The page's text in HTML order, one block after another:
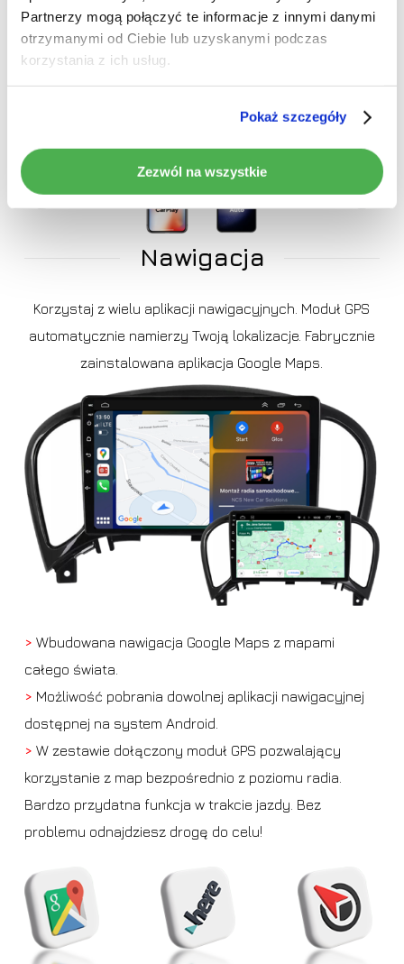
Partnerzy mogą połączyć te informacje z innymi danymi
otrzymanymi od Ciebie lub uzyskanymi podczas
korzystania z ich usług.
Pokaż szczegóły
Zezwól na wszystkie
Skoncentruj się na drodze i ciesz się podróżą
z możliwościami aplikacji kompatybilnych z systemem
Android Auto
(Upewnij się, że Twój telefon obsługuje Android Auto)
Nawigacja
Korzystaj z wielu aplikacji nawigacyjnych. Moduł GPS
automatycznie namierzy Twoją lokalizacje. Fabrycznie
zainstalowana aplikacja Google Maps.
> Wbudowana nawigacja Google Maps z mapami
całego świata.
> Możliwość pobrania dowolnej aplikacji nawigacyjnej
dostępnej na system Android.
> W zestawie dołączony moduł GPS pozwalający
korzystanie z map bezpośrednio z poziomu radia.
Bardzo przydatna funkcja w trakcie jazdy. Bez
problemu odnajdziesz drogę do celu!